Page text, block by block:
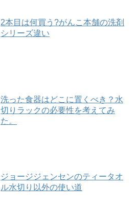
2本目は何買う?がんこ本舗の洗剤
シリーズ違い
洗った食器はどこに置くべき？水
切りラックの必要性を考えてみ
た。
ジョージジェンセンのティータオ
ル水切り以外の使い道